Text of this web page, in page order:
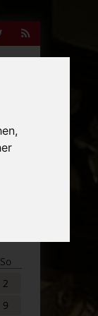
Twitter
Feed
Suche
So
2
9